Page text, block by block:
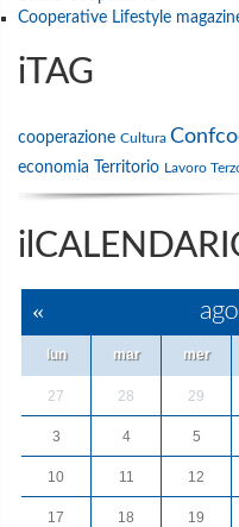
Cooperative Lifestyle
iTAG
cooperazione Cultura
economia Territorio Lavoro
«
lun mar mer
27 28 29
3 4 5
10 11 12
17 18 19